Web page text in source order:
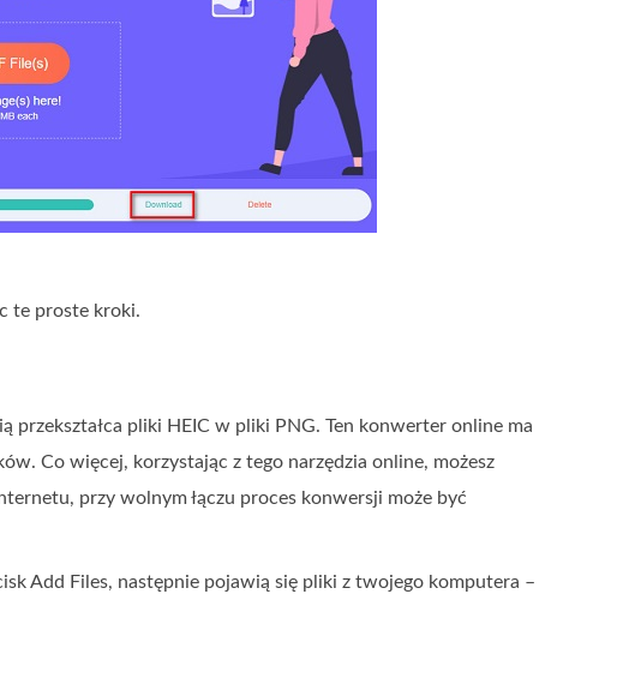
te proste kroki.
pliki HEIC w pliki PNG. Ten konwerter online ma
Co więcej, korzystając z tego narzędzia online, możesz
przy wolnym łączu proces konwersji może być
Add Files, następnie pojawią się pliki z twojego komputera –